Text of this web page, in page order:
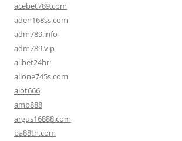
acebet789.com
aden168ss.com
adm789.info
adm789.vip
allbet24hr
allone745s.com
alot666
amb888
argus16888.com
ba88th.com